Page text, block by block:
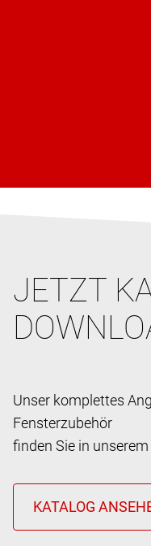
JETZT
Unser komplettes
Fensterzubehör
finden Sie in